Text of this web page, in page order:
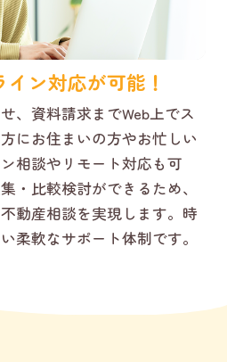
イン対応が可能！
、資料請求までWeb上でス
にお住まいの方やお忙しい
相談やリモート対応も可
・比較検討ができるため、
動産相談を実現します。時
柔軟なサポート体制です。